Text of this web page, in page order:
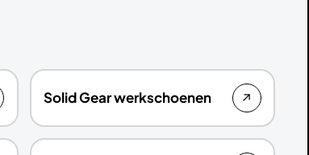
Solid Gear werkschoenen